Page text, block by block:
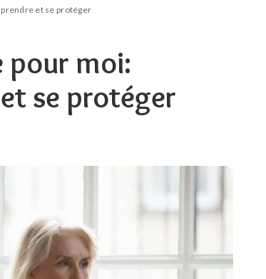
et se protéger
pour moi:
se protéger